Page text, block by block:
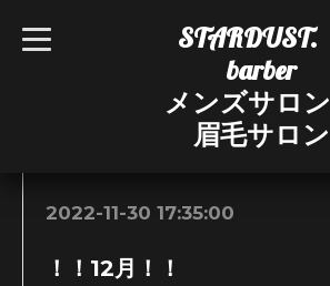
STARDUST.
barber
メンズサロン
眉毛サロン
t
o
お知らせ
2022-11-30 17:35:00
！！12月！！